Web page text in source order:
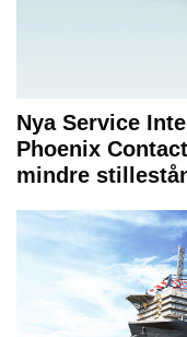
Nya Service
Phoenix
mindre